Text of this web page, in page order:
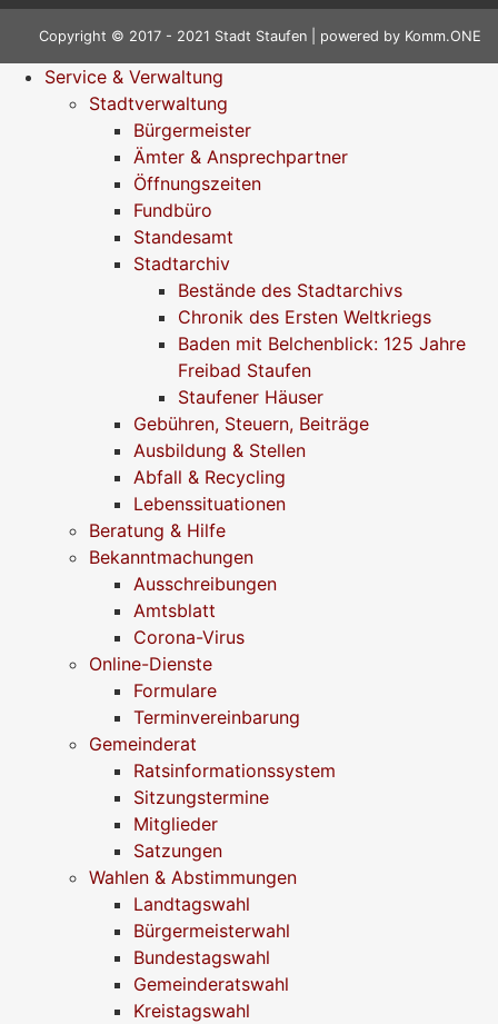
Copyright © 2017 - 2021 Stadt Staufen | powered by Komm.ONE
Service & Verwaltung
Stadtverwaltung
Bürgermeister
Ämter & Ansprechpartner
Öffnungszeiten
Fundbüro
Standesamt
Stadtarchiv
Bestände des Stadtarchivs
Chronik des Ersten Weltkriegs
Baden mit Belchenblick: 125 Jahre
Freibad Staufen
Staufener Häuser
Gebühren, Steuern, Beiträge
Ausbildung & Stellen
Abfall & Recycling
Lebenssituationen
Beratung & Hilfe
Bekanntmachungen
Ausschreibungen
Amtsblatt
Corona-Virus
Online-Dienste
Formulare
Terminvereinbarung
Gemeinderat
Ratsinformationssystem
Sitzungstermine
Mitglieder
Satzungen
Wahlen & Abstimmungen
Landtagswahl
Bürgermeisterwahl
Bundestagswahl
Gemeinderatswahl
Kreistagswahl